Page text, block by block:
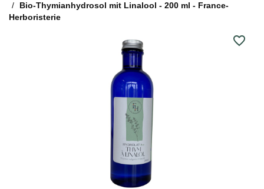
Bio-Thymianhydrosol mit Linalool - 200 ml - France-
Herboristerie
favorite_border